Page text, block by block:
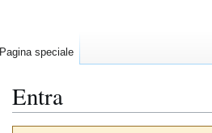
Entra
Pagina speciale